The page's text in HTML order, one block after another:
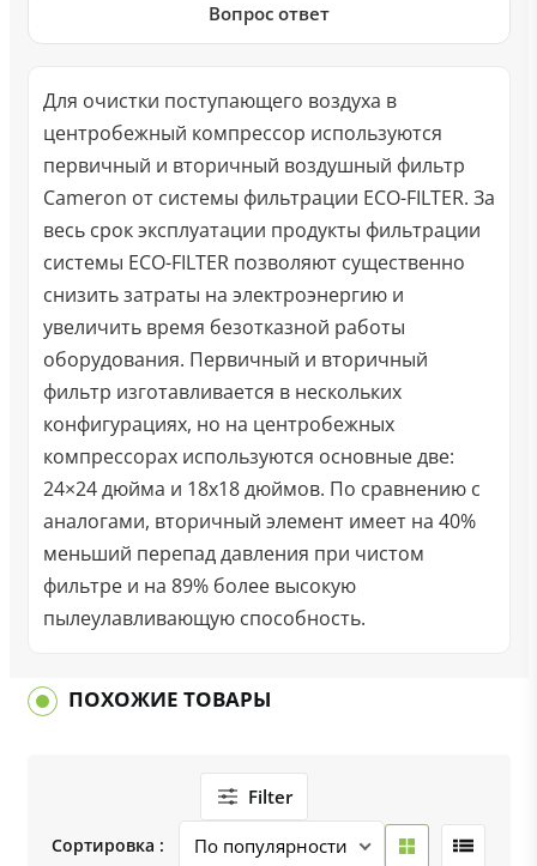
Вопрос ответ
Для очистки поступающего воздуха в
центробежный компрессор используются
первичный и вторичный воздушный фильтр
Cameron от системы фильтрации ECO-FILTER. За
весь срок эксплуатации продукты фильтрации
системы ECO-FILTER позволяют существенно
снизить затраты на электроэнергию и
увеличить время безотказной работы
оборудования. Первичный и вторичный
фильтр изготавливается в нескольких
конфигурациях, но на центробежных
компрессорах используются основные две:
24×24 дюйма и 18х18 дюймов. По сравнению с
аналогами, вторичный элемент имеет на 40%
меньший перепад давления при чистом
фильтре и на 89% более высокую
пылеулавливающую способность.
ПОХОЖИЕ ТОВАРЫ
Filter
Сортировка :